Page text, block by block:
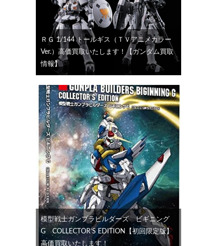
ＲＧ 1/144 トールギス（ＴＶアニメカラー
Ver.）高価買取いたします！【ガンダム買取
情報】
模型戦士ガンプラビルダーズ ビギニング
G COLLECTOR’S EDITION【初回限定版】
高価買取いたします！